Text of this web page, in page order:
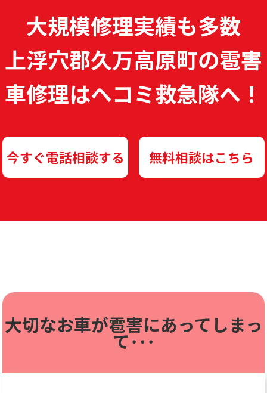
大規模修理実績も多数
上浮穴郡久万高原町の雹害
車修理はヘコミ救急隊へ！
今すぐ電話相談する 無料相談はこちら
大切なお車が雹害にあってしまっ
て･･･